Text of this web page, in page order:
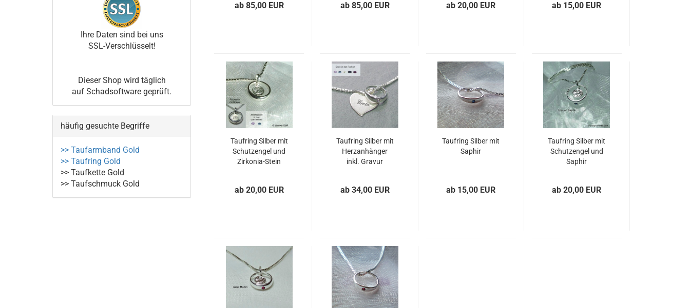
ab 85,00 EUR ab 85,00 EUR ab 20,00 EUR ab 15,00 EUR
Taufring Silber mit
Schutzengel und
Zirkonia-Stein
ab 20,00 EUR
Taufring Silber mit
Herzanhänger
inkl. Gravur
ab 34,00 EUR
Taufring Silber mit
Saphir
ab 15,00 EUR
Taufring Silber mit
Schutzengel und
Saphir
ab 20,00 EUR
Ihre Daten sind bei uns
SSL-Verschlüsselt!
Dieser Shop wird täglich
auf Schadsoftware geprüft.
häufig gesuchte Begriffe
>> Taufarmband Gold
>> Taufring Gold
>> Taufkette Gold
>> Taufschmuck Gold